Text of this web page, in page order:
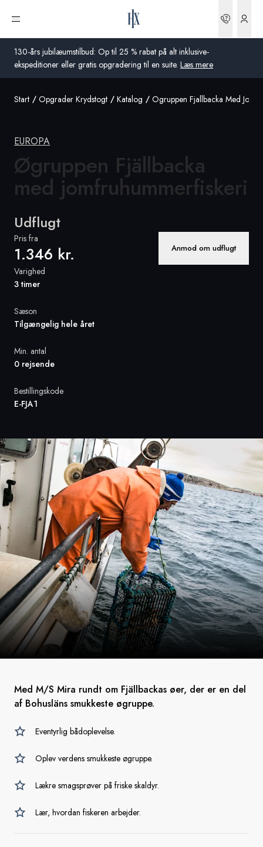
130-års jubilæumstilbud: Op til 25 % rabat på alt inklusive-
ekspeditioner eller gratis opgradering til en suite. Læs mere
Åbn menu
Danmark
USA
Frankrig
Global
Start Opgrader Krydstogt Katalog Ogruppen Fjallbacka Med
EUROPA
Øgruppen Fjällbacka
med jomfruhummerfiskeri
Udflugt
Pris fra
1.346 kr. Anmod om udflugt
Varighed
3 timer
Sæson
Tilgængelig hele året
Min. antal
0 rejsende
Bestillingskode
E-FJA1
Med M/S Mira rundt om Fjällbackas øer, der er en del
af Bohusläns smukkeste øgruppe.
Eventyrlig bådoplevelse.
Oplev verdens smukkeste øgruppe.
Lækre smagsprøver på friske skaldyr.
Lær, hvordan fiskeren arbejder.